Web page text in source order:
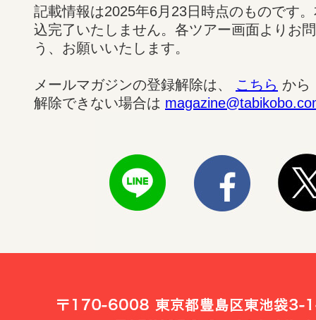
記載情報は2025年6月23日時点のものです
込完了いたしません。各ツアー画面よりお
う、お願いいたします。
メールマガジンの登録解除は、 こちら から
解除できない場合は